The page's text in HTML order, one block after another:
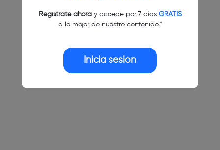
Regístrate ahoray accede por 7 días GRATIS
a lo mejor de nuestro contenido."
Inicia sesión